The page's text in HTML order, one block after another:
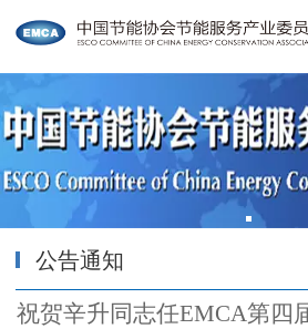
公告通知
祝贺辛升同志任EMCA第四